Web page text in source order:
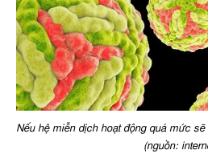
Nếu hệ miễn dịch hoạt động quá mức
(nguồn: